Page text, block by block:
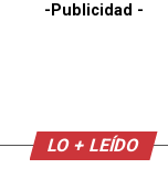
-Publicidad -
LO + LEÍDO